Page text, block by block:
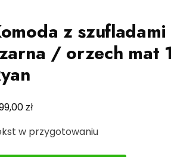
z
/ orzech mat
zł
w przygotowaniu